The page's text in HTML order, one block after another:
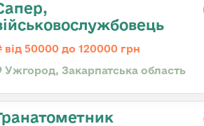
від 50000 до 120000 грн
Ужгород, Закарпатська область